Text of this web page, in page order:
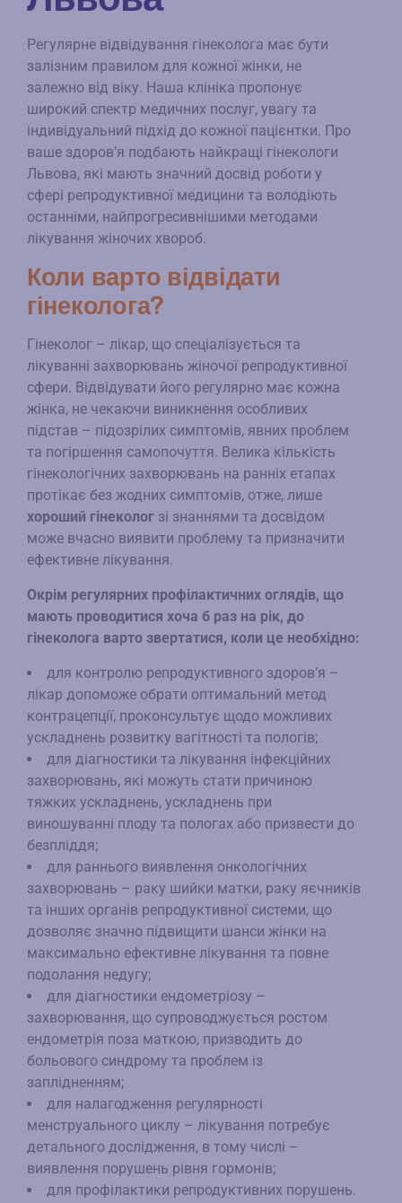
Регулярне відвідування гінеколога має бути
залізним правилом для кожної жінки, не
залежно від віку. Наша клініка пропонує
широкий спектр медичних послуг, увагу та
індивідуальний підхід до кожної пацієнтки. Про
ваше здоров’я подбають найкращі гінекологи
Львова, які мають значний досвід роботи у
сфері репродуктивної медицини та володіють
останніми, найпрогресивнішими методами
лікування жіночих хвороб.
Коли варто відвідати
гінеколога?
Гінеколог – лікар, що спеціалізується та
лікуванні захворювань жіночої репродуктивної
сфери. Відвідувати його регулярно має кожна
жінка, не чекаючи виникнення особливих
підстав – підозрілих симптомів, явних проблем
та погіршення самопочуття. Велика кількість
гінекологічних захворювань на ранніх етапах
протікає без жодних симптомів, отже, лише
хороший гінеколог зі знаннями та досвідом
може вчасно виявити проблему та призначити
ефективне лікування.
Окрім регулярних профілактичних оглядів, що
мають проводитися хоча б раз на рік, до
гінеколога варто звертатися, коли це необхідно:
для контролю репродуктивного здоров’я –
лікар допоможе обрати оптимальний метод
контрацепції, проконсультує щодо можливих
ускладнень розвитку вагітності та пологів;
для діагностики та лікування інфекційних
захворювань, які можуть стати причиною
тяжких ускладнень, ускладнень при
виношуванні плоду та пологах або призвести до
безпліддя;
для раннього виявлення онкологічних
захворювань – раку шийки матки, раку яєчників
та інших органів репродуктивної системи, що
дозволяє значно підвищити шанси жінки на
максимально ефективне лікування та повне
подолання недугу;
для діагностики ендометріозу –
захворювання, що супроводжується ростом
ендометрія поза маткою, призводить до
больового синдрому та проблем із
заплідненням;
для налагодження регулярності
менструального циклу – лікування потребує
детального дослідження, в тому числі –
виявлення порушень рівня гормонів;
для профілактики репродуктивних порушень.